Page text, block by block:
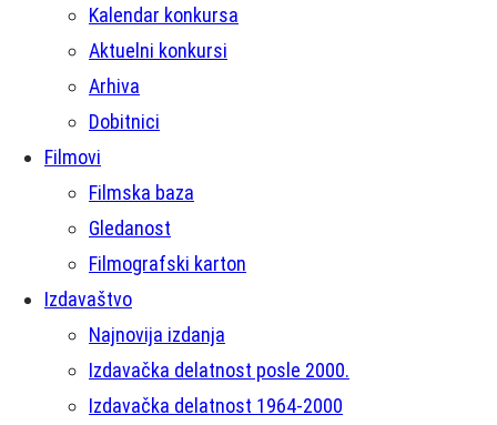
Kalendar konkursa
Aktuelni konkursi
Arhiva
Dobitnici
Filmovi
Filmska baza
Gledanost
Filmografski karton
Izdavaštvo
Najnovija izdanja
Izdavačka delatnost posle 2000.
Izdavačka delatnost 1964-2000